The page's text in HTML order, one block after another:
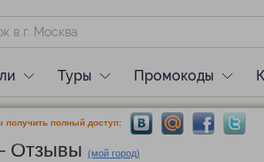
Туры Промокоды
получить полный доступ:
Отзывы (мой город)